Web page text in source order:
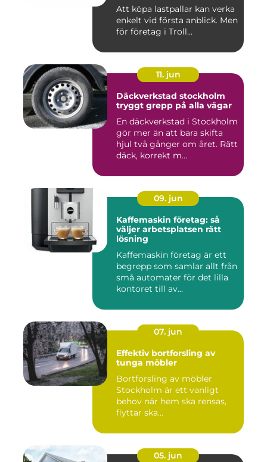
Att köpa lastpallar kan verka
enkelt vid första anblick. Men
för företag i Troll...
11. jun
Däckverkstad stockholm
tryggt grepp på alla vägar
En däckverkstad i Stockholm
gör mer än att bara skifta
hjul två gånger om året. Rätt
däck, korrekt m...
09. jun
Kaffemaskin företag: så
väljer arbetsplatsen rätt
lösning
Kaffemaskin företag är ett
begrepp som samlar allt från
små automater för det lilla
kontoret till av...
07. jun
Effektiv bortforsling av
tunga möbler
Bortforsling av möbler
Stockholm är ett vanligt
behov när hem ska rensas,
flyttar ska...
05. jun